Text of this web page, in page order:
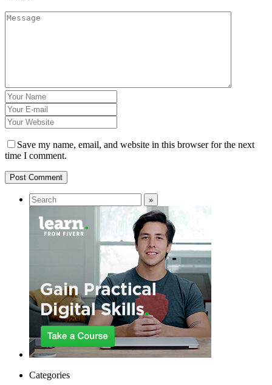
Save my name, email, and website in this browser for the next
time I comment.
Categories